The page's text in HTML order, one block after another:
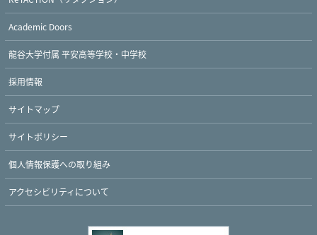
Academic Doors
龍谷大学付属 平安高等学校・中学校
採用情報
サイトマップ
サイトポリシー
個人情報保護への取り組み
アクセシビリティについて